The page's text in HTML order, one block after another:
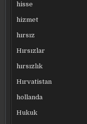
hisse
hizmet
hırsız
Hırsızlar
hırsızlık
Hırvatistan
hollanda
Hukuk